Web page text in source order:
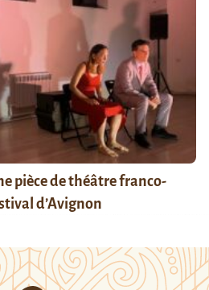
pièce de théâtre franco-
d’Avignon